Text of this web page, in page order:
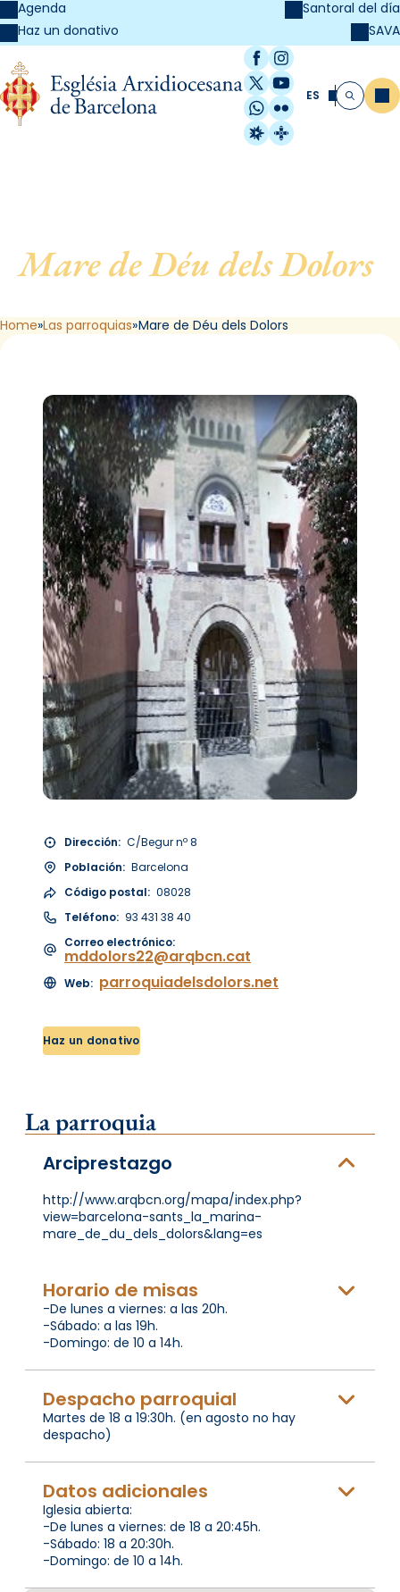
Agenda
Haz un donativo
Santoral del día
SAVA
Facebook
Instagram
X / Twitter
YouTube
WhatsApp
Flickr
Radio Estel
Catalunya
ES Buscar
Mare de Déu dels Dolors,
Home Las parroquias Mare de Déu dels Dolors
Dirección: C/Begur nº 8
Población: Barcelona
Código postal: 08028
Teléfono: 93 431 38 40
Correo electrónico:
mddolors22@arqbcn.cat
Web: parroquiadelsdolors.net
Haz un donativo
La parroquia
Arciprestazgo
http://www.arqbcn.org/mapa/index.php?
view=barcelona-sants_la_marina-
mare_de_du_dels_dolors&lang=es
Horario de misas
-De lunes a viernes: a las 20h.
-Sábado: a las 19h.
-Domingo: de 10 a 14h.
Despacho parroquial
Martes de 18 a 19:30h. (en agosto no hay
despacho)
Datos adicionales
Iglesia abierta:
-De lunes a viernes: de 18 a 20:45h.
-Sábado: 18 a 20:30h.
-Domingo: de 10 a 14h.